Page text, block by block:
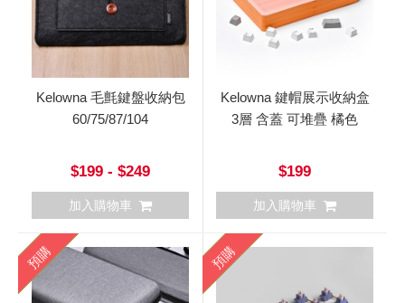
Kelowna 毛氈鍵盤收納包
60/75/87/104
$199 - $249
加入購物車
Kelowna 鍵帽展示收納盒
3層 含蓋 可堆疊 橘色
$199
加入購物車
預購 預購